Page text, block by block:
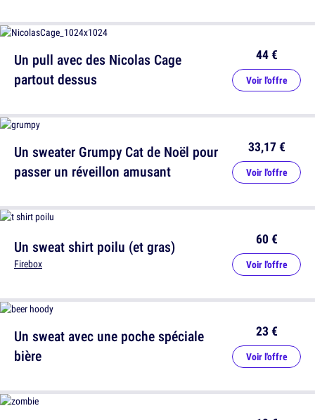
Un sweater Grumpy Cat de Noël pour
passer un réveillon amusant
33,17 €
Voir l'offre
Un sweat avec une poche spéciale
bière
23 €
Voir l'offre
Un pull avec des Nicolas Cage
partout dessus
44 €
Voir l'offre
Un sweat shirt poilu (et gras)
Firebox
60 €
Voir l'offre